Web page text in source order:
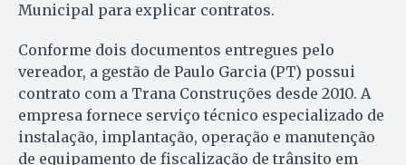
Municipal para explicar contratos.
Conforme dois documentos entregues pelo
vereador, a gestão de Paulo Garcia (PT) possui
contrato com a Trana Construções desde 2010. A
empresa fornece serviço técnico especializado de
instalação, implantação, operação e manutenção
de equipamento de fiscalização de trânsito em